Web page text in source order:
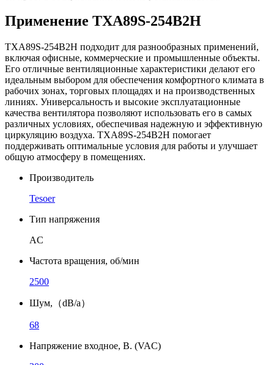
Применение TXA89S-254B2H
TXA89S-254B2H подходит для разнообразных применений,
включая офисные, коммерческие и промышленные объекты.
Его отличные вентиляционные характеристики делают его
идеальным выбором для обеспечения комфортного климата в
рабочих зонах, торговых площадях и на производственных
линиях. Универсальность и высокие эксплуатационные
качества вентилятора позволяют использовать его в самых
различных условиях, обеспечивая надежную и эффективную
циркуляцию воздуха. TXA89S-254B2H помогает
поддерживать оптимальные условия для работы и улучшает
общую атмосферу в помещениях.
Производитель
Tesoer
Тип напряжения
AC
Частота вращения, об/мин
2500
Шум,（dB/a）
68
Напряжение входное, В. (VAC)